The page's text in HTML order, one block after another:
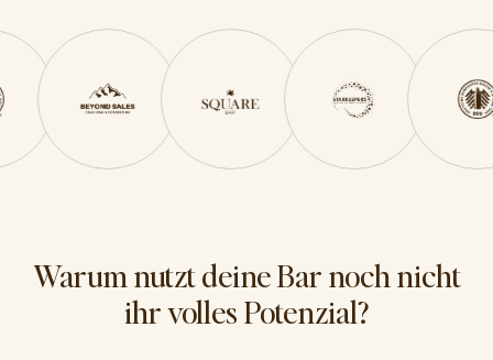
Warum nutzt deine Bar noch nicht
ihr volles Potenzial?